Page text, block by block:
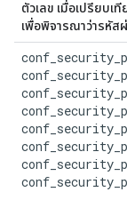
ตัวเลข เมื่อเปรียบ
เพื่อพิจารณาว่ารหัส